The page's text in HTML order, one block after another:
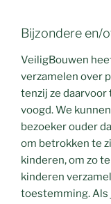
Bijzondere en/
VeiligBouwen
verzamelen over
tenzij ze
voogd. We
bezoeker ouder
om betrokken te
kinderen, om zo
kinderen
toestemming. Als